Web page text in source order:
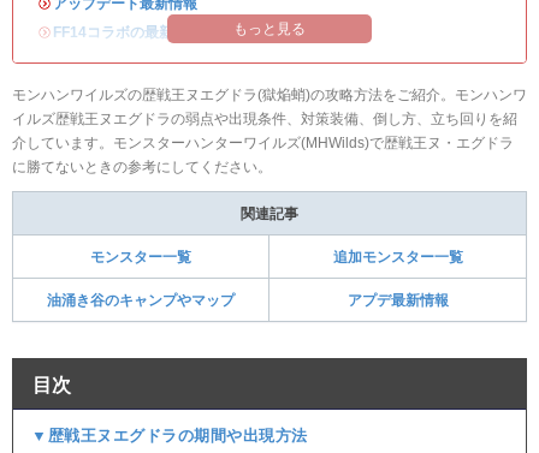
・ FF14コラボの最新情報 オメガ・プラネテス攻略
もっと見る
モンハンワイルズの歴戦王ヌエグドラ(獄焔蛸)の攻略方法をご紹介。モンハンワ
イルズ歴戦王ヌエグドラの弱点や出現条件、対策装備、倒し方、立ち回りを紹
介しています。モンスターハンターワイルズ(MHWilds)で歴戦王ヌ・エグドラ
に勝てないときの参考にしてください。
関連記事
モンスター一覧 追加モンスター一覧
油涌き谷のキャンプやマップ アプデ最新情報
目次
▼歴戦王ヌエグドラの期間や出現方法